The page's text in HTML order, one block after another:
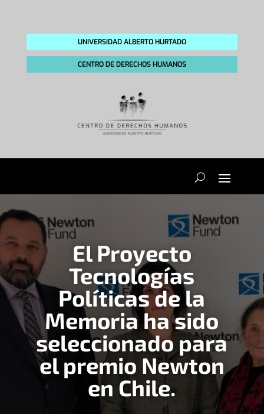
UNIVERSIDAD ALBERTO HURTADO
CENTRO DE DERECHOS HUMANOS
El Proyecto
Tecnologías
Políticas de la
Memoria ha sido
seleccionado para
el premio Newton
en Chile.